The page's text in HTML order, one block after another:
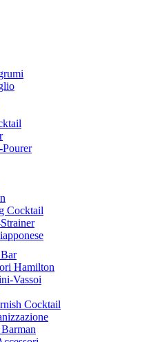
Pourer
Cocktail
Hamilton
Vassoi
Cocktail